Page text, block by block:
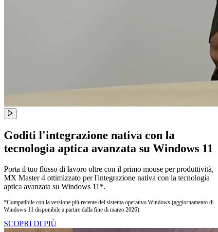
Goditi l'integrazione nativa con la
tecnologia aptica avanzata su Windows 11
Porta il tuo flusso di lavoro oltre con il primo mouse per produttività,
MX Master 4 ottimizzato per l'integrazione nativa con la tecnologia
aptica avanzata su Windows 11*.
*Compatibile con la versione più recente del sistema operativo Windows (aggiornamento di
Windows 11 disponibile a partire dalla fine di marzo 2026).
SCOPRI DI PIÙ